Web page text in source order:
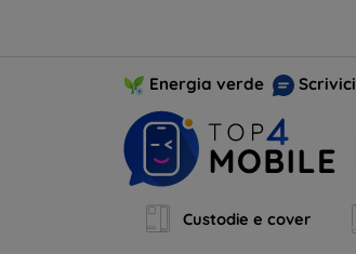
Energia verde Scrivici
Custodie e cover